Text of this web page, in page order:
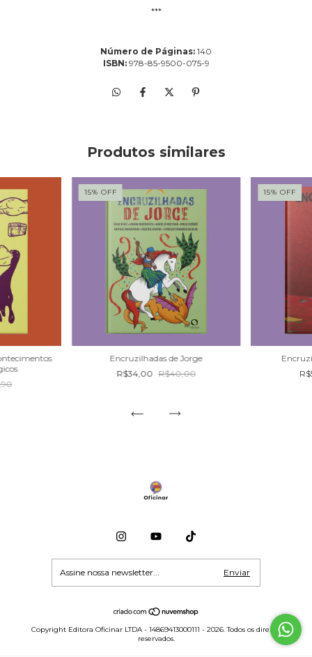
***
Número de Páginas: 140
ISBN: 978-85-9500-075-9
Produtos similares
15% OFF
Encruzilhadas de Jorge
R$34,00 R$40,00
15%OFF
Copyright Editora Oficinar LTDA - 14869413000111 - 2026. Todos os direitos
reservados.